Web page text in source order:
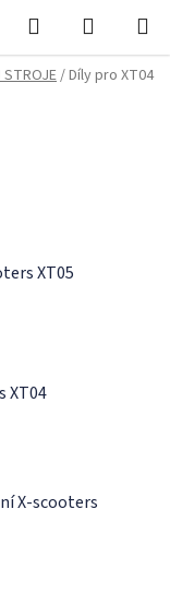
Hledat
KOŠÍK
STROJE/Díly pro XT04
XT05
XT04
X-scooters